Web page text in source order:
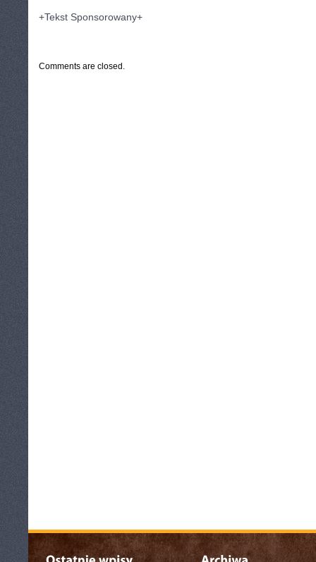
+Tekst Sponsorowany+
Comments are closed.